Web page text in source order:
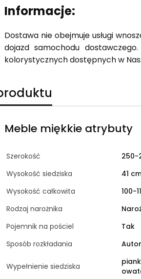
Informacje:
Dostawa nie obejmuje usługi
dojazd samochodu
kolorystycznych dostępnych w
Meble miękkie atrybuty
Szerokość 250-
Wysokość siedziska
41
Wysokość całkowita
100-
Rodzaj narożnika
Pojemnik na pościel
Tak
Sposób rozkładania
Wypełnienie siedziska